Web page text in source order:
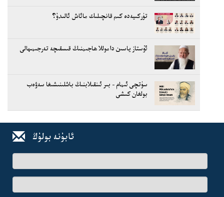
تۈركىيەدە كىم قانچىلىك مائاش ئالىدۇ؟
ئۇستاز ياسىن داموللا ھاجىمنىڭ قىسقىچە تەرجىمىھالى
سۈتچى ئىمام - بىر ئىنقىلابنىڭ باشلىنىشىغا سەۋەب
بولغان كىشى
ئابۇنە بولۇڭ
ئىسىم-
فامىلىڭىز
ئېلخەت
ئادرىسىڭىز